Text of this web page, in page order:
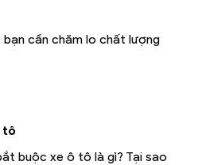
cần chăm lo chất lượng
tô
buộc xe ô tô là gì? Tại sao